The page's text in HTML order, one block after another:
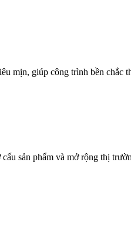
mịn, giúp công trình bền chắc
sản phẩm và mở rộng thị